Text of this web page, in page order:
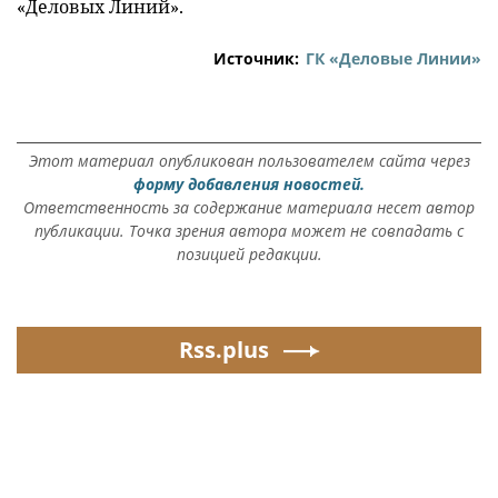
«Деловых Линий».
Источник: ГК «Деловые Линии»
Этот материал опубликован пользователем сайта через
форму добавления новостей.
Ответственность за содержание материала несет автор
публикации. Точка зрения автора может не совпадать с
позицией редакции.
Rss.plus